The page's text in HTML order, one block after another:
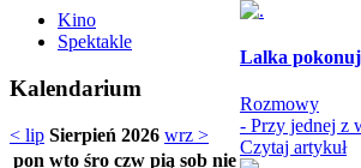
Kino
Spektakle
Kalendarium
< lip Sierpień 2026 wrz >
pon wto śro czw pią sob nie
Lalka
Rozmowy
- Przy jednej z
Czytaj artykuł